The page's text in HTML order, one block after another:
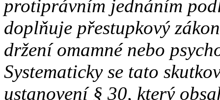
protiprávním jednáním
doplňuje přestupkový
držení omamné nebo
Systematicky se tato
ustanovení § 30, který